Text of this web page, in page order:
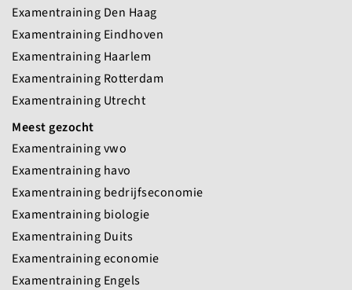
Examentraining Den Haag
Examentraining Eindhoven
Examentraining Haarlem
Examentraining Rotterdam
Examentraining Utrecht
Meest gezocht
Examentraining vwo
Examentraining havo
Examentraining bedrijfseconomie
Examentraining biologie
Examentraining Duits
Examentraining economie
Examentraining Engels